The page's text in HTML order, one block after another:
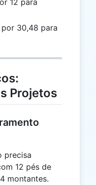
30,48 para
Projetos
precisa
12 pés de
montantes.